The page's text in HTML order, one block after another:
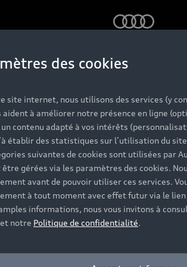
Audi
neufs Audi disposent de finitions
vous accompagnent tout au long
des cookies
site internet, nous utilisons des services (y
aident à améliorer notre présence en ligne
contenu adapté à vos intérêts
établir des statistiques sur l’utilisation du
suivantes de cookies sont utilisées par
être gérées via les paramètres des cookies.
avant de pouvoir utiliser ces services.
à tout moment avec effet futur via le lien
informations, nous vous invitons à
et notre Politique de confidentialité.